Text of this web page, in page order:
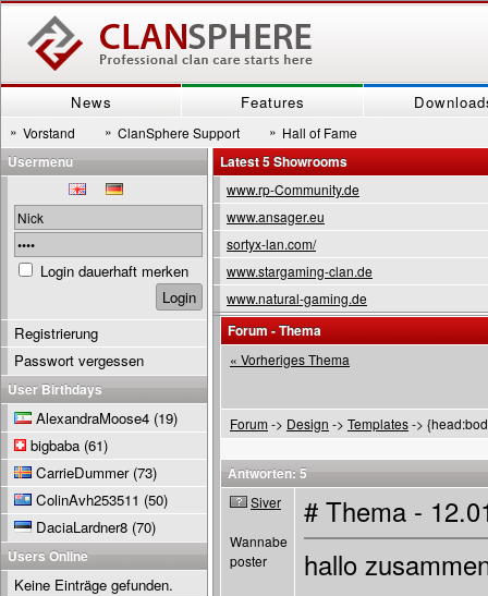
News Features
» Vorstand » ClanSphere Support » Hall of Fame
Latest 5 Showrooms
www.rp-Community.de
www.ansager.eu
sortyx-lan.com/
www.stargaming-clan.de
www.natural-gaming.de
Forum - Thema
« Vorheriges Thema
Forum-> Design -> Templates->
Antworten: 5
Siver
Wannabe
poster
# Thema -
hallo
Usermenu
Login dauerhaft merken
Registrierung
Passwort vergessen
User Birthdays
AlexandraMoose4 (19)
bigbaba (61)
CarrieDummer(73)
ColinAvh253511 (50)
DaciaLardner8 (70)
Users Online
Keine Einträge gefunden.